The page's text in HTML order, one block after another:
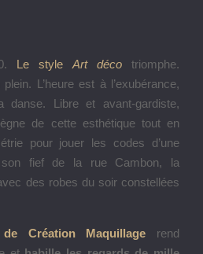
Le style Art déco triomphe.
L’heure est à l’exubérance,
danse. Libre et avant-gardiste,
de cette esthétique tout en
pour jouer les codes d’une
son fief de la rue Cambon, la
des robes du soir constellées
Création Maquillage rend